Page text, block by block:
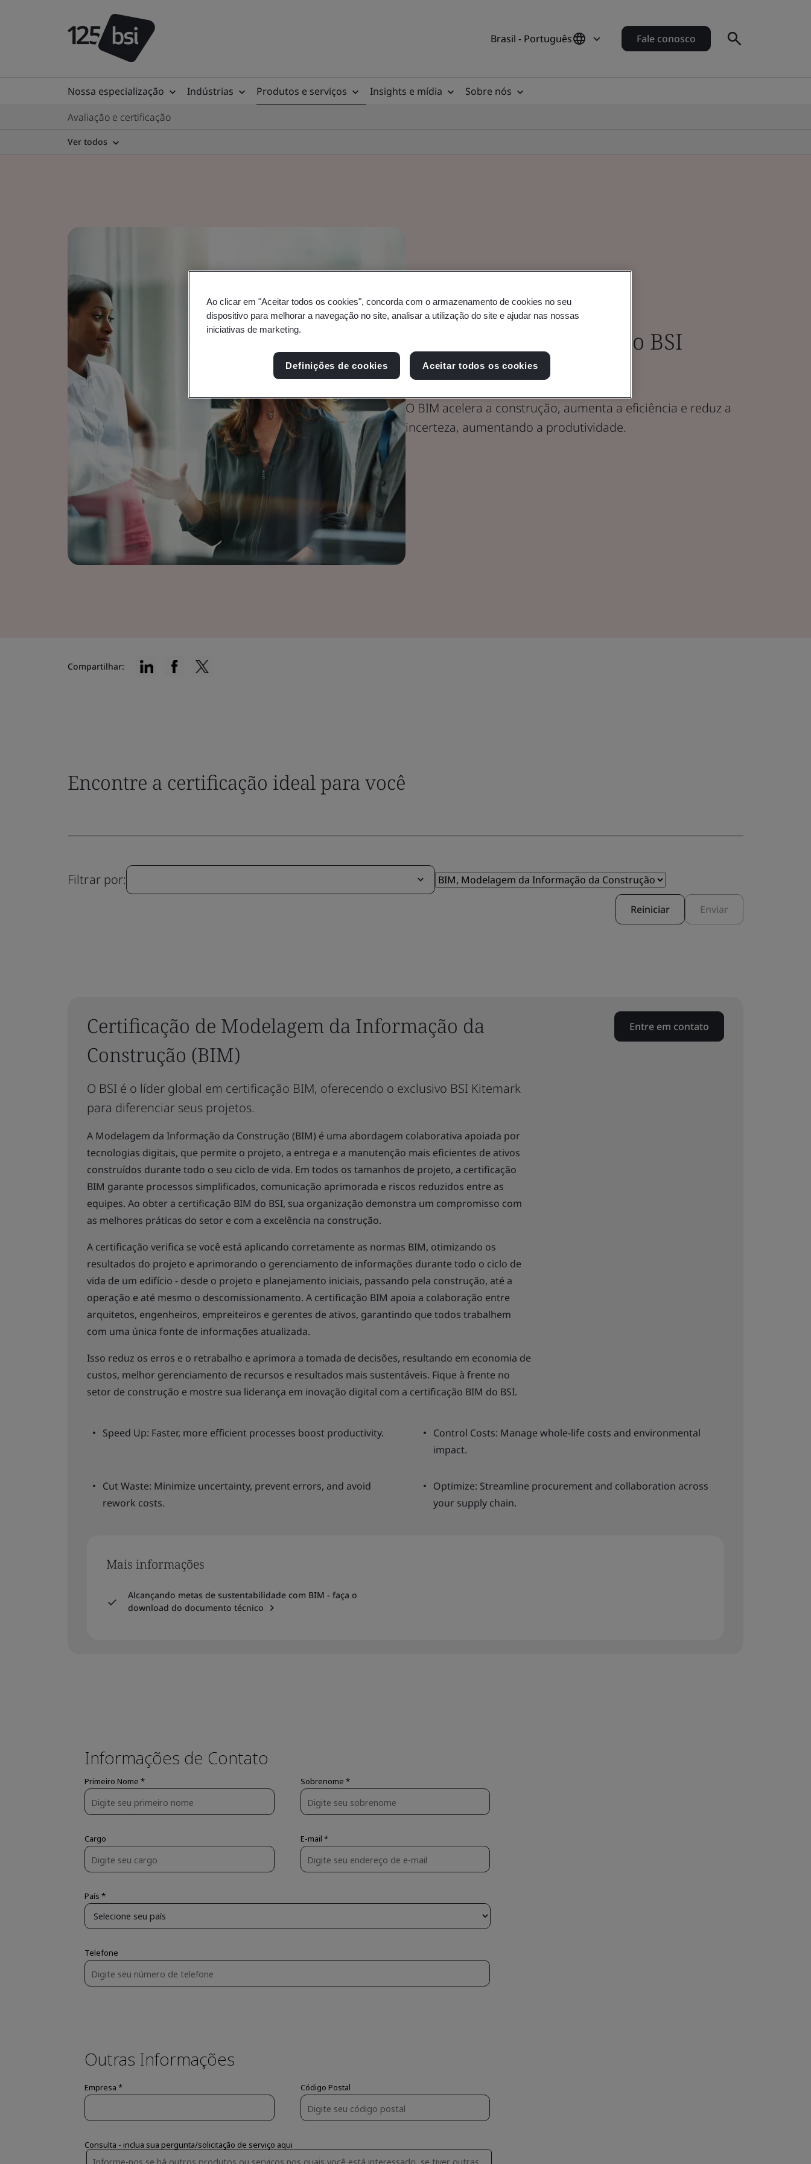
Brasil - Português Fale conosco
Nossa especialização Indústrias Produtos e serviços Insights e mídia
Sobre nós
Avaliação e certificação
Ver todos
Certificações BIM com o BSI
Kitemark
O BIM acelera a construção, aumenta a eficiência e reduz a
incerteza, aumentando a produtividade.
Compartilhar:
Encontre a certificação ideal para você
Filtrar por:
Reiniciar Enviar
Certificação de Modelagem da Informação da
Construção (BIM)
O BSI é o líder global em certificação BIM, oferecendo o exclusivo BSI Kitemark
para diferenciar seus projetos.
A Modelagem da Informação da Construção (BIM) é uma abordagem colaborativa apoiada por
tecnologias digitais, que permite o projeto, a entrega e a manutenção mais eficientes de ativos
construídos durante todo o seu ciclo de vida. Em todos os tamanhos de projeto, a certificação
BIM garante processos simplificados, comunicação aprimorada e riscos reduzidos entre as
equipes. Ao obter a certificação BIM do BSI, sua organização demonstra um compromisso com
as melhores práticas do setor e com a excelência na construção.
A certificação verifica se você está aplicando corretamente as normas BIM, otimizando os
resultados do projeto e aprimorando o gerenciamento de informações durante todo o ciclo de
vida de um edifício - desde o projeto e planejamento iniciais, passando pela construção, até a
operação e até mesmo o descomissionamento. A certificação BIM apoia a colaboração entre
arquitetos, engenheiros, empreiteiros e gerentes de ativos, garantindo que todos trabalhem
com uma única fonte de informações atualizada.
Isso reduz os erros e o retrabalho e aprimora a tomada de decisões, resultando em economia de
custos, melhor gerenciamento de recursos e resultados mais sustentáveis. Fique à frente no
setor de construção e mostre sua liderança em inovação digital com a certificação BIM do BSI.
Entre em contato
Speed Up: Faster, more efficient processes boost productivity.
Control Costs: Manage whole-life costs and environmental
impact.
Cut Waste: Minimize uncertainty, prevent errors, and avoid
rework costs.
Optimize: Streamline procurement and collaboration across
your supply chain.
Mais informações
Alcançando metas de sustentabilidade com BIM - faça o
download do documento técnico
Ao clicar em "Aceitar todos os cookies", concorda com o armazenamento de cookies no seu
dispositivo para melhorar a navegação no site, analisar a utilização do site e ajudar nas nossas
iniciativas de marketing.
Definições de cookies Aceitar todos os cookies